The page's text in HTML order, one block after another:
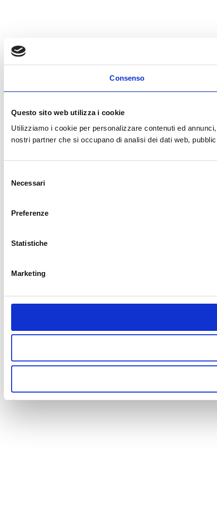
Consenso
Questo sito web utilizza i cookie
Utilizziamo i cookie per personalizzare contenuti ed
nostri partner che si occupano di analisi dei dati web,
delNecessari
Preferenze
Statistiche
Marketing